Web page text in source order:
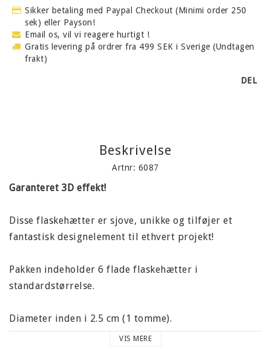
Sikker betaling med Paypal Checkout (Minimi order 250
sek) eller Payson!
Email os, vil vi reagere hurtigt !
Gratis levering på ordrer fra 499 SEK i Sverige (Undtagen
frakt)
DEL
Beskrivelse
Artnr: 6087
Garanteret 3D effekt!
Disse flaskehætter er sjove, unikke og tilføjer et
fantastisk designelement til ethvert projekt!
Pakken indeholder 6 flade flaskehætter i
standardstørrelse.
Diameter inden i 2.5 cm (1 tomme).
VIS MERE